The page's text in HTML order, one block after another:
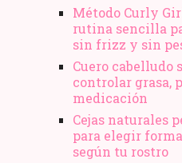
Método Curly
rutina sencilla
sin frizz y sin
Cuero cabelludo
controlar grasa,
medicación
Cejas naturales
para elegir
según tu rostro